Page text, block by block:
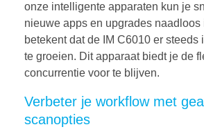
onze intelligente apparaten kun je
nieuwe apps en upgrades naadloos
betekent dat de IM C6010 er steeds
te groeien. Dit apparaat biedt je de
concurrentie voor te blijven.
Verbeter je workflow met
scanopties